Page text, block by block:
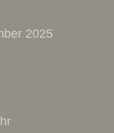
2025